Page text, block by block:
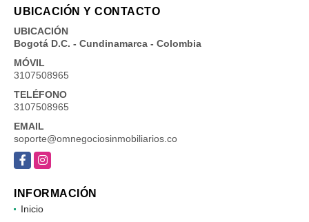
UBICACIÓN Y CONTACTO
UBICACIÓN
Bogotá D.C. - Cundinamarca - Colombia
MÓVIL
3107508965
TELÉFONO
3107508965
EMAIL
soporte@omnegociosinmobiliarios.co
INFORMACIÓN